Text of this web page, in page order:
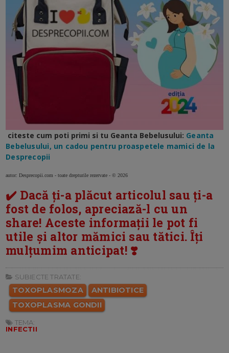
citeste cum poti primi si tu Geanta Bebelusului: Geanta
Bebelusului, un cadou pentru proaspetele mamici de la
Desprecopii
autor: Desprecopii.com - toate drepturile rezervate - © 2026
✔️ Dacă ți-a plăcut articolul sau ți-a
fost de folos, apreciază-l cu un
share! Aceste informații le pot fi
utile și altor mămici sau tătici. Îți
mulțumim anticipat! ❣️
SUBIECTE TRATATE:
TOXOPLASMOZA
ANTIBIOTICE
TOXOPLASMA GONDII
TEMA:
INFECTII